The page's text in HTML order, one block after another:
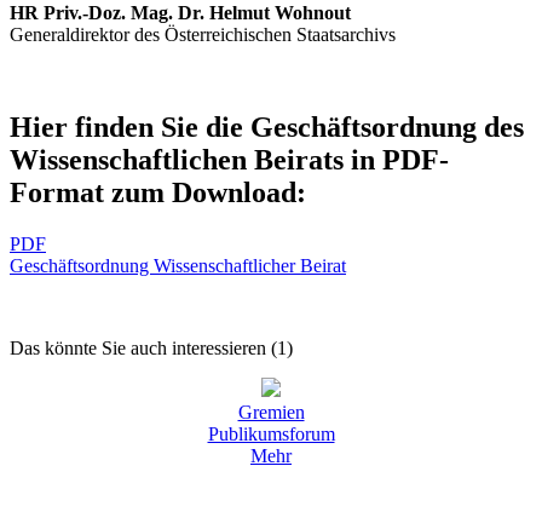
HR Priv.-Doz. Mag. Dr. Helmut Wohnout
Generaldirektor des Österreichischen Staatsarchivs
Hier finden Sie die Geschäftsordnung des
Wissenschaftlichen Beirats in PDF-
Format zum Download:
PDF
Geschäftsordnung Wissenschaftlicher Beirat
Das könnte Sie auch interessieren (1)
Gremien
Publikumsforum
Mehr